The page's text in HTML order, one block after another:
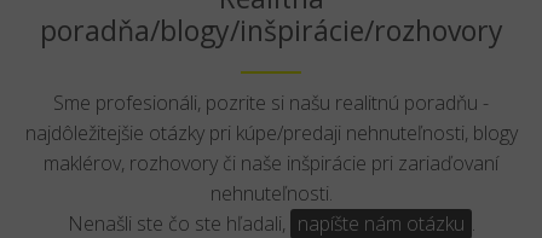
poradňa/blogy/inšpirácie/rozhovory
Sme profesionáli, pozrite si našu realitnú poradňu -
najdôležitejšie otázky pri kúpe/predaji nehnuteľnosti, blogy
maklérov, rozhovory či naše inšpirácie pri zariaďovaní
nehnuteľnosti.
Nenašli ste čo ste hľadali, napíšte nám otázku .